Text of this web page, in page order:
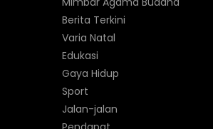
Berita Terkini
Varia Natal
Edukasi
Gaya Hidup
Sport
Jalan-jalan